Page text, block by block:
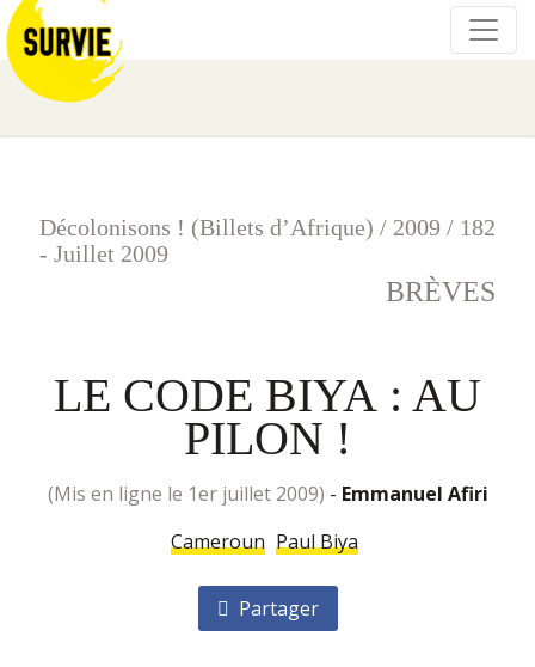
Décolonisons ! (Billets d’Afrique) / 2009 / 182
- Juillet 2009
BRÈVES
LE CODE BIYA : AU
PILON !
(mis en ligne le 1er juillet 2009) - Emmanuel Afiri
Cameroun Paul Biya
Partager